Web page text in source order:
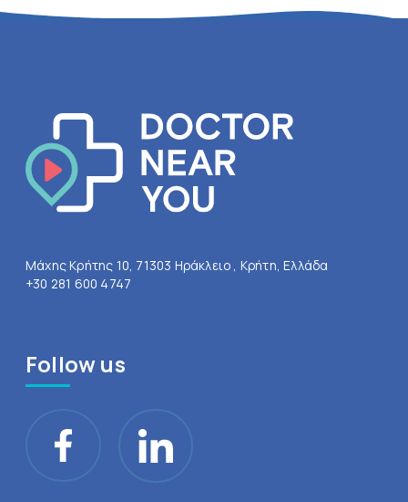
Μάχης Κρήτης 10, 71303 Ηράκλειο , Κρήτη, Ελλάδα
+30 281 600 4747
Follow us